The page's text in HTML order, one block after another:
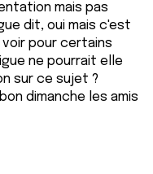
mais pas
dit, oui mais c'est
voir pour certains
ne pourrait elle
sur ce sujet ?
dimanche les amis